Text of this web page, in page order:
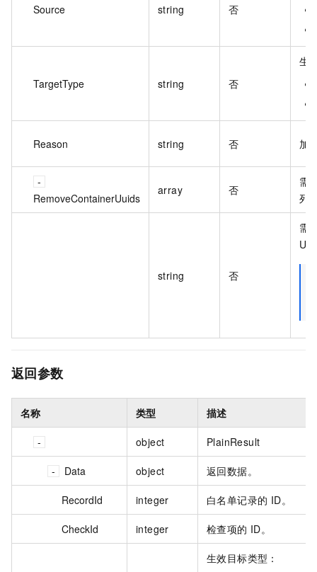
Source string 否
TargetType string 否
生
Reason string 否 加
RemoveContainerUuids
array 否
需
列
string 否
需
返回参数
名称 类型 描述
object PlainResult
Data object 返回数据。
RecordId integer 白名单记录的 ID。
CheckId integer 检查项的 ID。
生效目标类型：